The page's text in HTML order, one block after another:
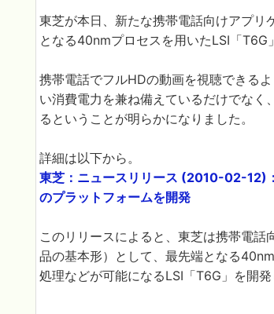
東芝が本日、新たな携帯電話向けアプ
となる40nmプロセスを用いたLSI「T6G
携帯電話でフルHDの動画を視聴できる
い消費電力を兼ね備えているだけでな
るということが明らかになりました。
詳細は以下から。
東芝：ニュースリリース (2010-02-12)
のプラットフォームを開発
このリリースによると、東芝は携帯電
品の基本形）として、最先端となる
処理などが可能になるLSI「T6G」を開発